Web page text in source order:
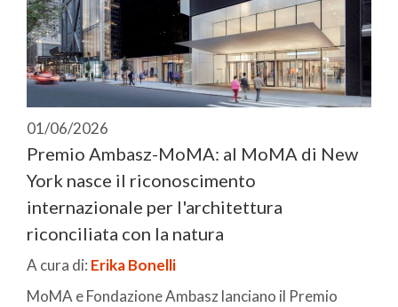
01/06/2026
Premio Ambasz-MoMA: al MoMA di New
York nasce il riconoscimento
internazionale per l'architettura
riconciliata con la natura
A cura di: Erika Bonelli
MoMA e Fondazione Ambasz lanciano il Premio